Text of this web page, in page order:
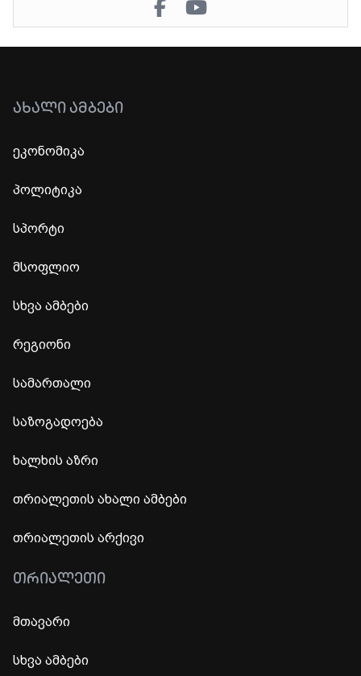
ᲐᲮᲐᲚᲘ ᲐᲛᲑᲔᲑᲘ
ეკონომიკა
პოლიტიკა
სპორტი
მსოფლიო
სხვა ამბები
რეგიონი
სამართალი
საზოგადოება
ხალხის აზრი
თრიალეთის ახალი ამბები
თრიალეთის არქივი
ᲗᲠᲘᲐᲚᲔᲗᲘ
მთავარი
სხვა ამბები